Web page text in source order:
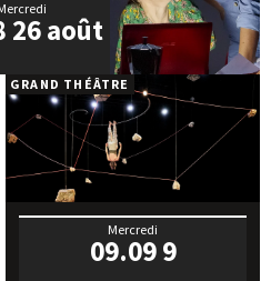
26 août
Mercredi
09.09 9
GRAND THÉÂTRE